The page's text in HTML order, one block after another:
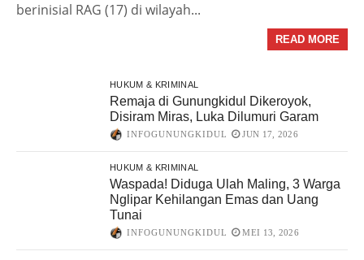
berinisial RAG (17) di wilayah...
READ MORE
HUKUM & KRIMINAL
Remaja di Gunungkidul Dikeroyok,
Disiram Miras, Luka Dilumuri Garam
INFOGUNUNGKIDUL JUN 17, 2026
HUKUM & KRIMINAL
Waspada! Diduga Ulah Maling, 3 Warga
Nglipar Kehilangan Emas dan Uang
Tunai
INFOGUNUNGKIDUL MEI 13, 2026